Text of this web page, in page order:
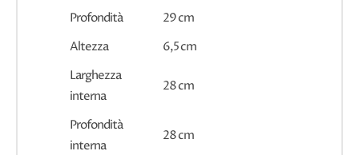
Profondità
29 cm
Altezza
6,5 cm
Larghezza
interna
28 cm
Profondità
interna
28 cm